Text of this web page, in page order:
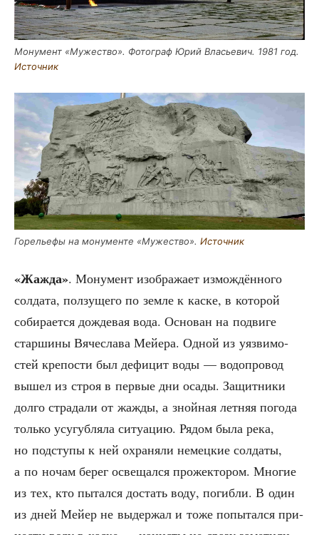
Мону­мент «Муже­ство». Фото­граф Юрий Вла­сье­вич. 1981 год.
Источ­ник
Горе­лье­фы на мону­мен­те «Муже­ство». Источ­ник
«Жаж­да». Мону­мент изоб­ра­жа­ет измож­дён­но­го
сол­да­та, пол­зу­ще­го по зем­ле к кас­ке, в кото­рой
соби­ра­ет­ся дож­де­вая вода. Осно­ван на подви­ге
стар­ши­ны Вяче­сла­ва Мей­е­ра. Одной из уяз­ви­мо­
стей кре­по­сти был дефи­цит воды — водо­про­вод
вышел из строя в пер­вые дни оса­ды. Защит­ни­ки
дол­го стра­да­ли от жаж­ды, а зной­ная лет­няя пого­да
толь­ко усу­губ­ля­ла ситу­а­цию. Рядом была река,
но под­сту­пы к ней охра­ня­ли немец­кие сол­да­ты,
а по ночам берег осве­щал­ся про­жек­то­ром. Мно­гие
из тех, кто пытал­ся достать воду, погиб­ли. В один
из дней Мей­ер не выдер­жал и тоже попы­тал­ся при­